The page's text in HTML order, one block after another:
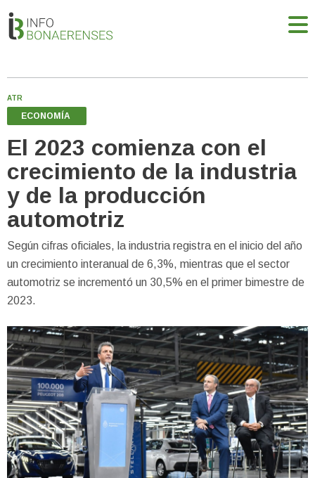
ATR
ECONOMÍA
El 2023 comienza con el
crecimiento de la industria
y de la producción
automotriz
Según cifras oficiales, la industria registra en el inicio del año
un crecimiento interanual de 6,3%, mientras que el sector
automotriz se incrementó un 30,5% en el primer bimestre de
2023.